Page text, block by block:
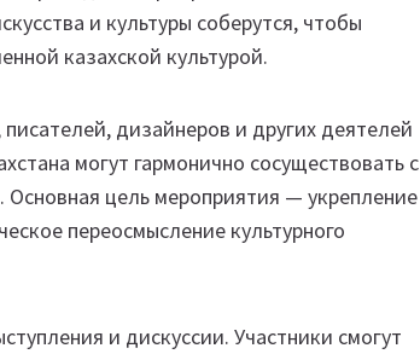
и культуры соберутся, чтобы
казахской культурой.
дизайнеров и других деятелей
могут гармонично сосуществовать с
цель мероприятия — укрепление
переосмысление культурного
и дискуссии. Участники смогут